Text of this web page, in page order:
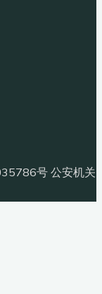
号 公安机关